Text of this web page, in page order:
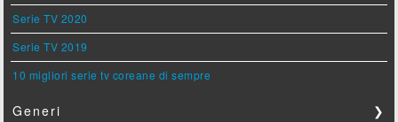
Serie TV 2020
Serie TV 2019
10 migliori serie tv coreane di sempre
Generi ❯